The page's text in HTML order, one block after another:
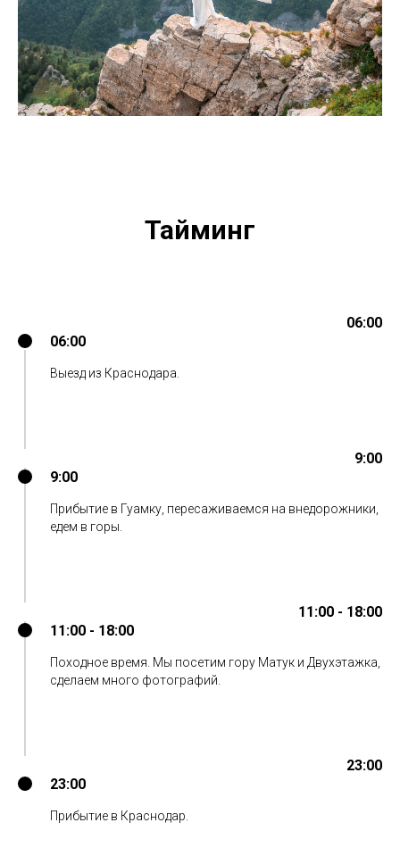
Тайминг
06:00
06:00
Выезд из Краснодара.
9:00
9:00
Прибытие в Гуамку, пересаживаемся на внедорожники,
едем в горы.
11:00 - 18:00
11:00 - 18:00
Походное время. Мы посетим гору Матук и Двухэтажка,
сделаем много фотографий.
23:00
23:00
Прибытие в Краснодар.